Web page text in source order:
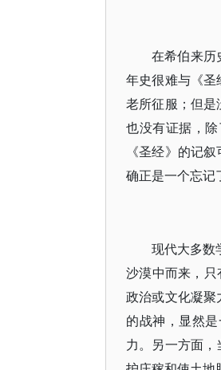
在希伯来历
年史很难与《
老所征服；但
也没有证据，
《圣经》的记
确正是一个忘记
现代大多数
沙漠中而来，
政治或文化凝
的战神，显然
力。另一方面